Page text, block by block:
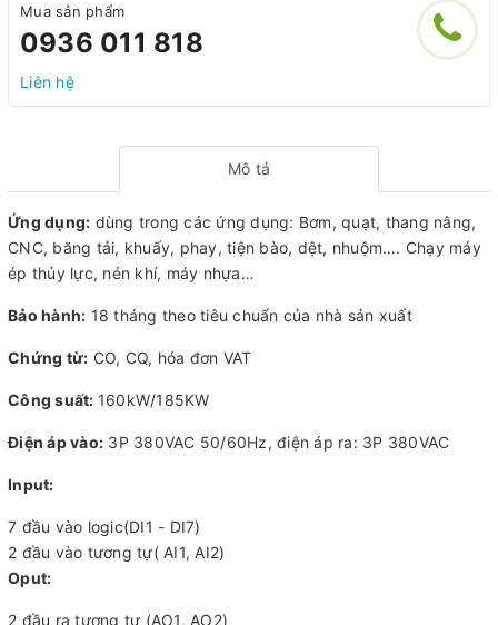
Mua sản phẩm
0936 011 818
Liên hệ
Mô tả
Ứng dụng: dùng trong các ứng dụng: Bơm, quạt, thang nâng,
CNC, băng tải, khuấy, phay, tiện bào, dệt, nhuộm…. Chạy máy
ép thủy lực, nén khí, máy nhựa…
Bảo hành: 18 tháng theo tiêu chuẩn của nhà sản xuất
Chứng từ: CO, CQ, hóa đơn VAT
Công suất: 160kW/185KW
Điện áp vào: 3P 380VAC 50/60Hz, điện áp ra: 3P 380VAC
Input:
7 đầu vào logic(DI1 - DI7)
2 đầu vào tương tự( AI1, AI2)
Oput:
2 đầu ra tương tư (AO1, AO2)